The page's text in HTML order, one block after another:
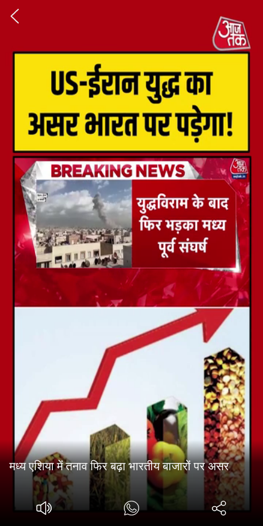
मध्य एशिया में तनाव फिर बढ़ा भारतीय बाजारों पर असर